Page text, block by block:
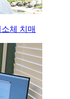
체 치매